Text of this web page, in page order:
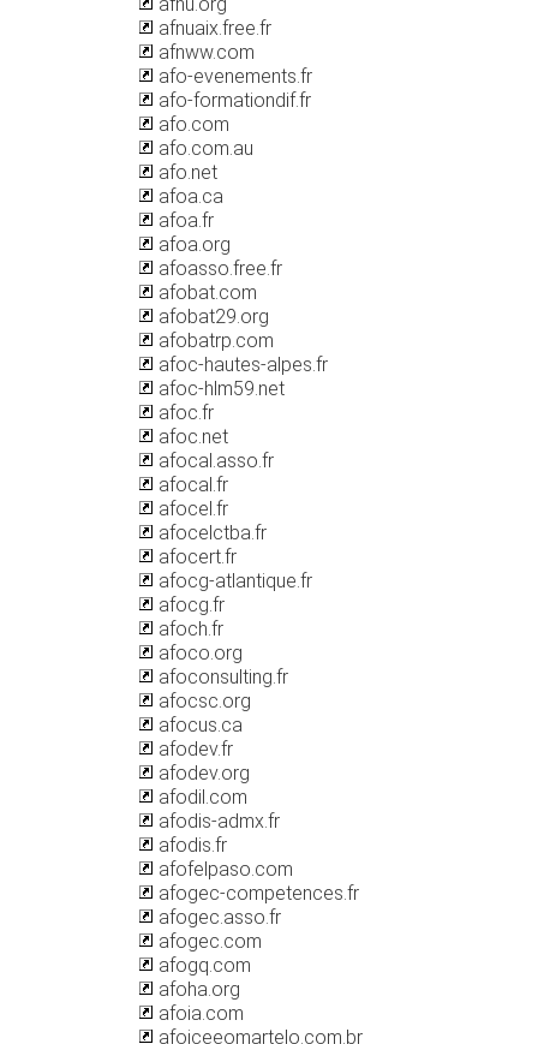
afnuaix.free.fr
afnww.com
afo-evenements.fr
afo-formationdif.fr
afo.com
afo.com.au
afo.net
afoa.ca
afoa.fr
afoa.org
afoasso.free.fr
afobat.com
afobat29.org
afobatrp.com
afoc-hautes-alpes.fr
afoc-hlm59.net
afoc.fr
afoc.net
afocal.asso.fr
afocal.fr
afocel.fr
afocelctba.fr
afocert.fr
afocg-atlantique.fr
afocg.fr
afoch.fr
afoco.org
afoconsulting.fr
afocsc.org
afocus.ca
afodev.fr
afodev.org
afodil.com
afodis-admx.fr
afodis.fr
afofelpaso.com
afogec-competences.fr
afogec.asso.fr
afogec.com
afogq.com
afoha.org
afoia.com
afoiceeomartelo.com.br